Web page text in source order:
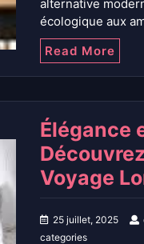
alternative
écologique aux
Read More
Élégance
Voyage
25 juillet, 2025
categories